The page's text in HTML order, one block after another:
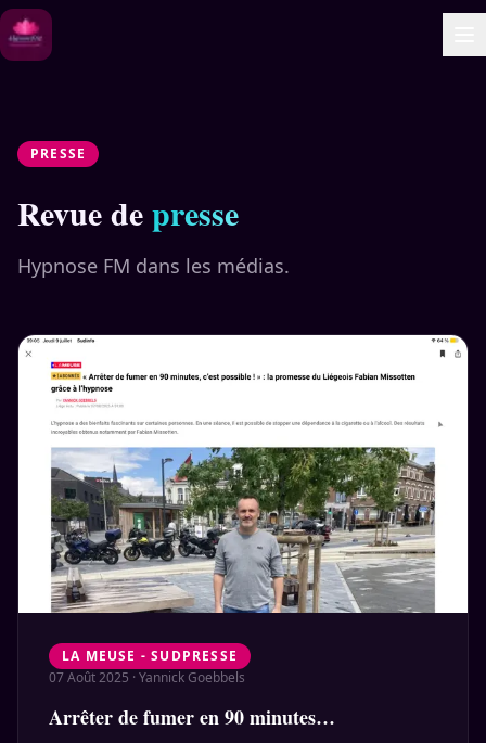
PRESSE
Revue depresse
Hypnose FM dans les médias.
LA MEUSE - SUDPRESSE
07 Août 2025 · Yannick Goebbels
Arrêter de fumer en 90 minutes…